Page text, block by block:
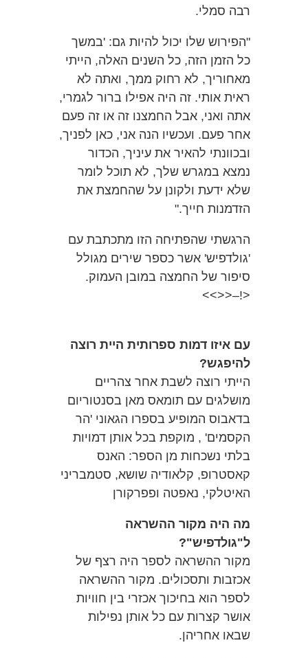
רבה סמלי.
"הפירוש שלו יכול להיות גם: 'במשך
כל הזמן הזה, כל השנים האלה, הייתי
מאחוריך, לא רחוק ממך, ואתה לא
ראית אותי. זה היה אפילו ברור לגמרי,
אתה ואני, אבל החמצנו זה או זה פעם
אחר פעם. ועכשיו הנה אני, כאן לפניך,
ובכוונתי להאיר את עיניך, הכדור
נמצא במגרש שלך, לא תוכל לומר
שלא ידעת ולקונן על שהחמצת את
הזדמנות חייך."
הרגשתי שהפתיחה הזו מתכתבת עם
'גולדפיש' אשר כספר שירים מגולל
סיפור של החמצה במובן העמוק.
<!–<<>>
עם איזו דמות ספרותית היית רוצה
להיפגש?
הייתי רוצה לשבת אחר צהריים
מושלגים עם תומאס מאן בסנטוריום
בדאבוס המופיע בספרו הגאוני 'הר
הקסמים' , מוקפת בכל אותן דמויות
בלתי נשכחות מן הספר: האנס
קאסטרופ, קלאודיה שושא, סטמבריני
האיטלקי, נאפטה ופפרקורן
מה היה מקור ההשראה
ל"גולדפיש"?
מקור ההשראה לספר היה רצף של
אכזבות ותסכולים. מקור ההשראה
לספר הוא בחיכוך אכזרי בין חוויות
אושר קצרות עם כל אותן נפילות
שבאו אחריהן.